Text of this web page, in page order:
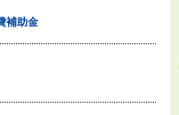
補助金